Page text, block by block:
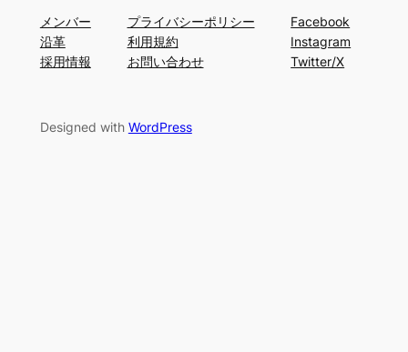
メンバー
沿革
採用情報
プライバシーポリシー
利用規約
お問い合わせ
Facebook
Instagram
Twitter/X
Designed with WordPress